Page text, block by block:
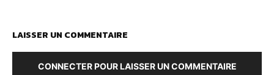
LAISSER UN COMMENTAIRE
CONNECTER POUR LAISSER UN COMMENTAIRE